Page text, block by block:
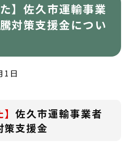
】佐久市運輸事業
対策支援金につい
1日
】佐久市運輸事業者
策支援金